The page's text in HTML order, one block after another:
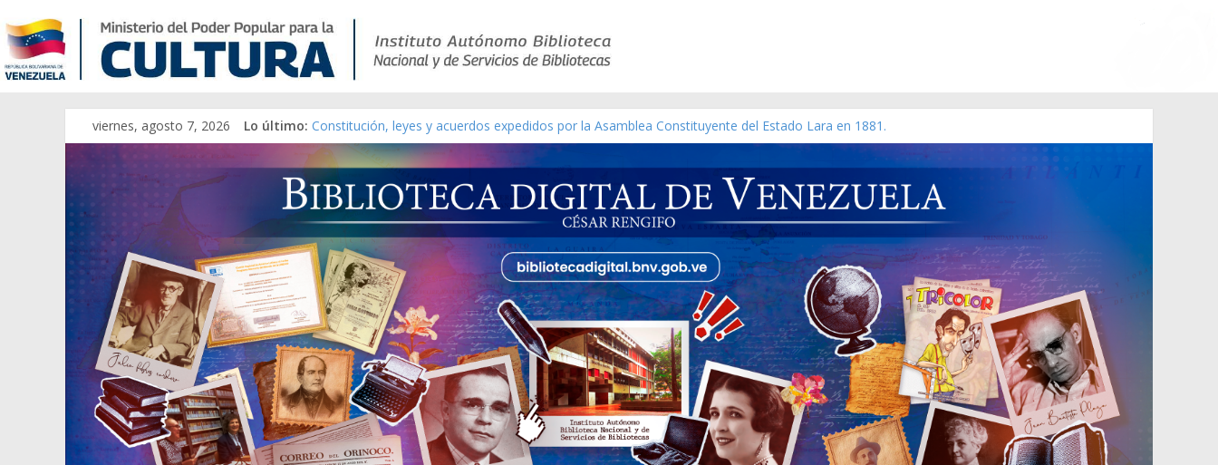
viernes, agosto 7, 2026 Lo último: Constitución, leyes y acuerdos expedidos por la Asamblea Constituyente del Estado Lara en 1881.
Una Parálisis [material gráfico]
Modesta Bor Sánchez [material gráfico]
Gaceta Oficial de la República de Venezuela año CXXXIII Mes V, Caracas 09 de marzo de 2006 N° 38.394
Catálogo temático de obras de Modesta Bor